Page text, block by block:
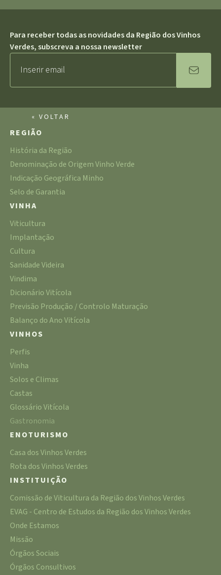
Para receber todas as novidades da Região dos Vinhos
Verdes, subscreva a nossa newsletter
« VOLTAR
REGIÃO
História da Região
Denominação de Origem Vinho Verde
Indicação Geográfica Minho
Selo de Garantia
VINHA
Viticultura
Implantação
Cultura
Sanidade Videira
Vindima
Dicionário Vitícola
Previsão Produção / Controlo Maturação
Balanço do Ano Vitícola
VINHOS
Perfis
Vinha
Solos e Climas
Castas
Glossário Vitícola
Gastronomia
ENOTURISMO
Casa dos Vinhos Verdes
Rota dos Vinhos Verdes
INSTITUIÇÃO
Comissão de Viticultura da Região dos Vinhos Verdes
EVAG - Centro de Estudos da Região dos Vinhos Verdes
Onde Estamos
Missão
Órgãos Sociais
Órgãos Consultivos